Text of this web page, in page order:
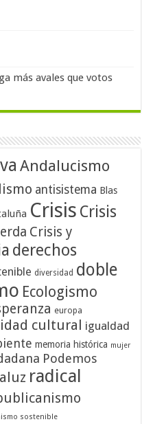
más avales que votos
Andalucismo
antisistema Blas
Crisis Crisis
Crisis y
derechos
diversidad doble
Ecologismo
europa
cultural igualdad
memoria histórica mujer
Podemos
radical
sostenible